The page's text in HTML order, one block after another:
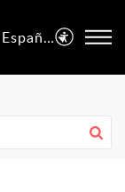
Español (España)